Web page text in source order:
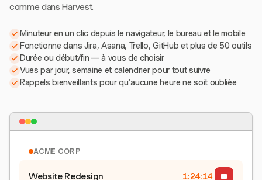
comme dans Harvest.
Minuteur en un clic depuis le navigateur, le bureau et le mobile
Fonctionne dans Jira, Asana, Trello, GitHub et plus de 50 outils
Durée ou début/fin — à vous de choisir
Vues par jour, semaine et calendrier pour tout suivre
Rappels bienveillants pour qu'aucune heure ne soit oubliée
ACME CORP
Website Redesign 1:24:15